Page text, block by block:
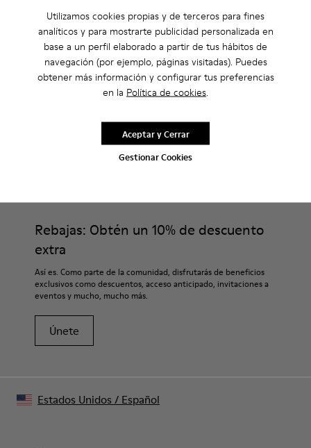
Utilizamos cookies propias y de terceros para fines
analíticos y para mostrarte publicidad personalizada en
base a un perfil elaborado a partir de tus hábitos de
navegación (por ejemplo, páginas visitadas). Puedes
obtener más información y configurar tus preferencias
en la Política de cookies.
Gestionar Cookies
Aceptar y Cerrar
Zapatillas de Casa
Zapatos de vestir
Plataformas / Cuñas
Zapatos de tacón
Rebajas: Obtén un 10% de descuento
extra
Así es. Como parte de la comunidad, disfrutarás de beneficios
exclusivos como descuentos, acceso anticipado, invitaciones a
eventos y mucho, mucho más.
Únete
Estados Unidos / Español